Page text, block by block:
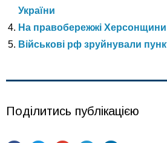
України
На правобережжі
Військові рф зруйнували
Поділитись публікацією